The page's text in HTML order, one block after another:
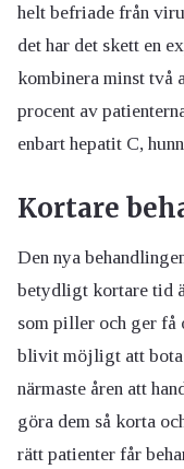
helt befriade från
det har det skett en
kombinera minst två
procent av
enbart hepatit C,
Kortare
Den nya
betydligt kortare tid
som piller och ger få
blivit möjligt att bota
närmaste åren att
göra dem så korta
rätt patienter får